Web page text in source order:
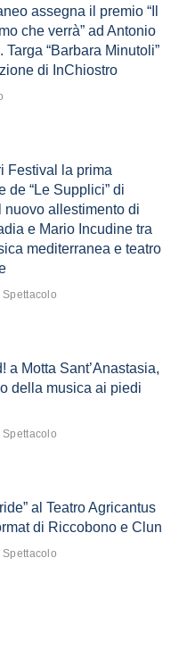
assegna il premio “Il
che verrà” ad Antonio
Targa “Barbara Minutoli”
di InChiostro
Festival la prima
de “Le Supplici” di
nuovo allestimento di
e Mario Incudine tra
mediterranea e teatro
a Motta Sant’Anastasia,
della musica ai piedi
al Teatro Agricantus
di Riccobono e Clun